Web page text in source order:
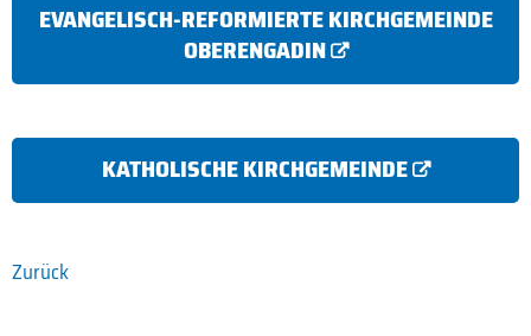
EVANGELISCH-REFORMIERTE KIRCHGEMEINDE
OBERENGADIN
KATHOLISCHE KIRCHGEMEINDE
Zurück